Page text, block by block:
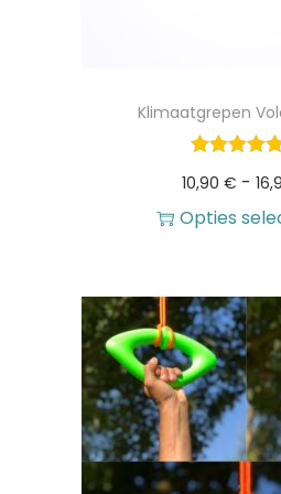
Klimaatgrepen
10,90€ -
Opties
t
p
r
o
d